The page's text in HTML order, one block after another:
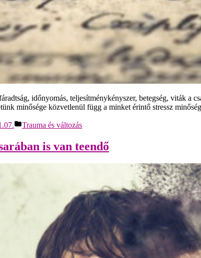
időnyomás, teljesítménykényszer, betegség, viták
minősége közvetlenül függ a minket érintő stressz
Trauma és változás
is van teendő